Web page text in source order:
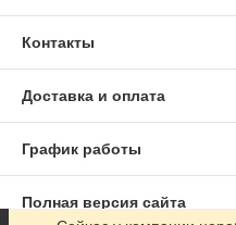
Контакты
Доставка и оплата
График работы
Полная версия сайта